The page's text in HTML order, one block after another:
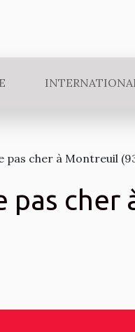
pas cher à Montreuil
pas